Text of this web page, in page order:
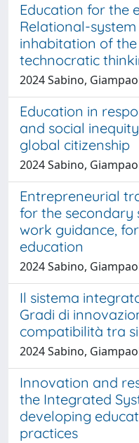
Education for the
Relational-
inhabitation of
technocratic
2024 Sabino,
Education in
and social
global citizenship
2024 Sabino,
Entrepreneurial
for the secondary
work guidance,
education
2024 Sabino,
Il sistema
Gradi di
compatibilità tra
2024 Sabino,
Innovation and
the Integrated
developing
practices